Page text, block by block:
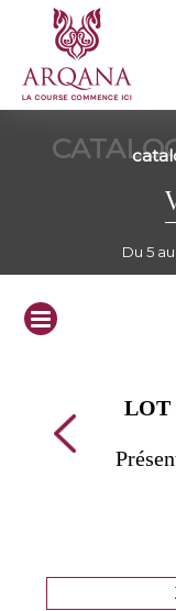
Du 5
LOT